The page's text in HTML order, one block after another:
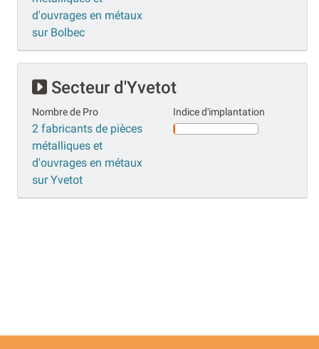
d'ouvrages en métaux
sur Bolbec
Secteur d'Yvetot
Nombre de Pro
2 fabricants de pièces
métalliques et
d'ouvrages en métaux
sur Yvetot
Indice d'implantation